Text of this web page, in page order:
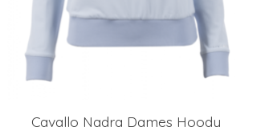
Cavallo Nadra Dames Hoody